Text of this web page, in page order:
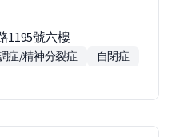
1195號六樓
症/精神分裂症
自閉症